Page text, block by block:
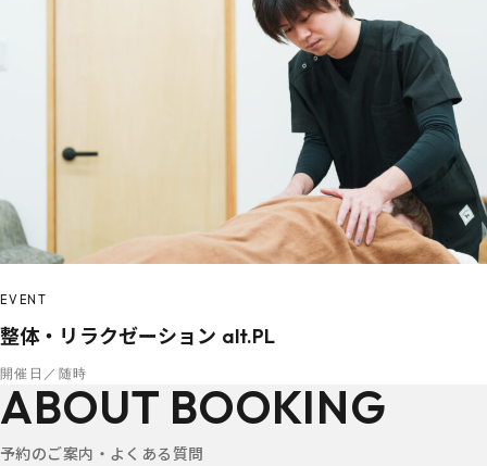
EVENT
整体・リラクゼーション alt.PL
開催日／随時
ABOUT BOOKING
予約のご案内・よくある質問